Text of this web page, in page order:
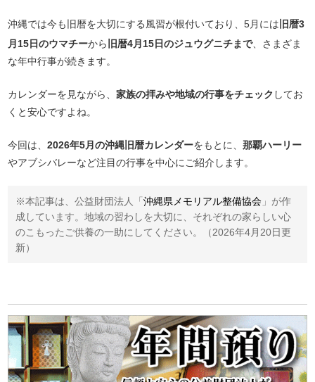
沖縄では今も旧暦を大切にする風習が根付いており、5月には 旧暦3
月15日のウマチーから 旧暦4月15日のジュウグニチまで、さまざま
な年中行事が続きます。
カレンダーを見ながら、家族の拝みや地域の行事をチェック してお
くと安心ですよね。
今回は、2026年5月の沖縄旧暦カレンダーをもとに、那覇ハーリー
やアブシバレーなど注目の行事を中心にご紹介します。
※本記事は、公益財団法人「沖縄県メモリアル整備協会 」が作
成しています。地域の習わしを大切に、それぞれの家らしい心
のこもったご供養の一助にしてください。（2026年4月20日更
新）